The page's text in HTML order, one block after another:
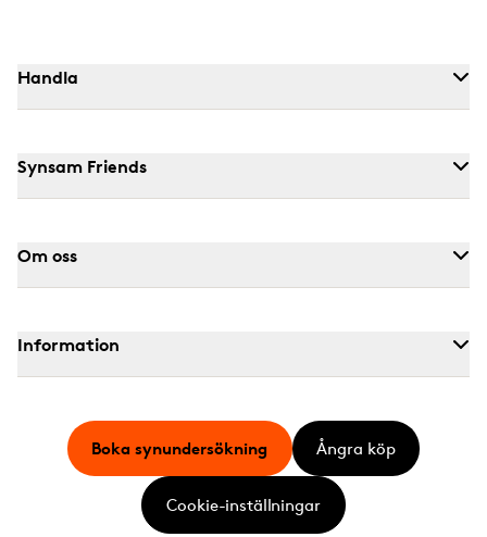
Handla
Synsam Friends
Om oss
Information
Boka synundersökning Ångra köp
Cookie-inställningar